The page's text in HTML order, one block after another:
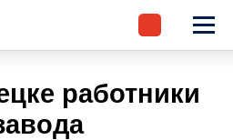
работники